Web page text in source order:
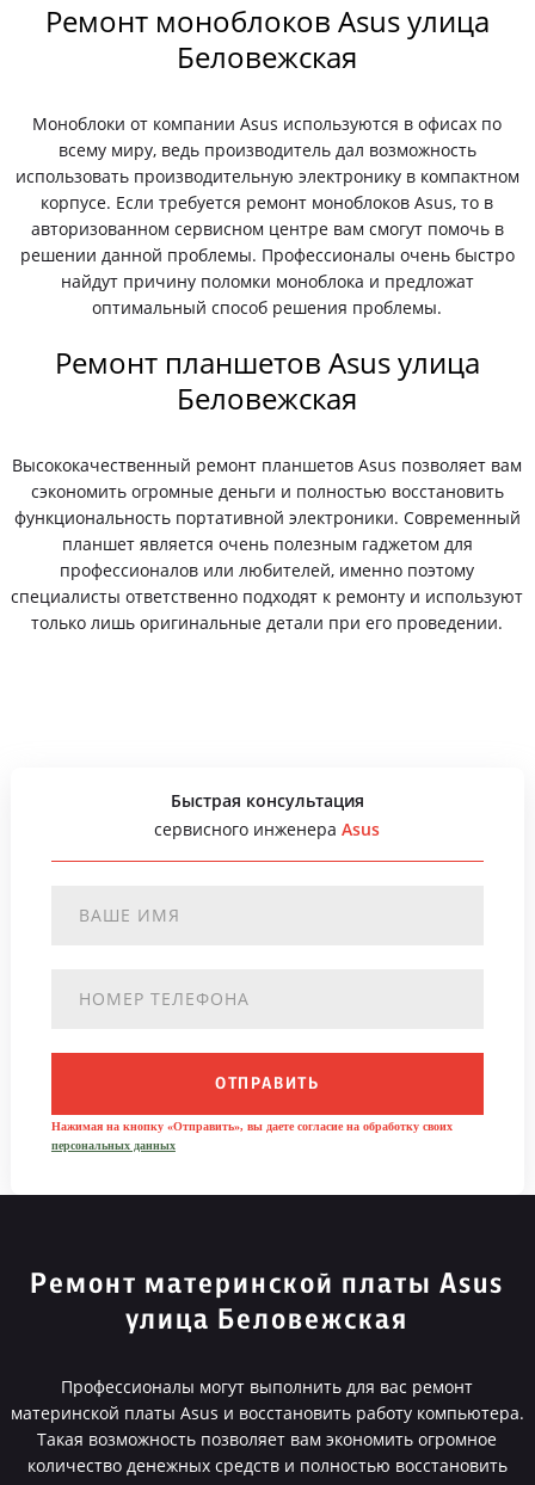
Ремонт моноблоков Asus улица
Беловежская
Моноблоки от компании Asus используются в офисах по
всему миру, ведь производитель дал возможность
использовать производительную электронику в компактном
корпусе. Если требуется ремонт моноблоков Asus, то в
авторизованном сервисном центре вам смогут помочь в
решении данной проблемы. Профессионалы очень быстро
найдут причину поломки моноблока и предложат
оптимальный способ решения проблемы.
Ремонт планшетов Asus улица
Беловежская
Высококачественный ремонт планшетов Asus позволяет вам
сэкономить огромные деньги и полностью восстановить
функциональность портативной электроники. Современный
планшет является очень полезным гаджетом для
профессионалов или любителей, именно поэтому
специалисты ответственно подходят к ремонту и используют
только лишь оригинальные детали при его проведении.
Быстрая консультация
сервисного инженераAsus
ОТПРАВИТЬ
Нажимая на кнопку «Отправить», вы даете согласие на обработку своих
персональных данных
Ремонт материнской платы Asus
улица Беловежская
Профессионалы могут выполнить для вас ремонт
материнской платы Asus и восстановить работу компьютера.
Такая возможность позволяет вам экономить огромное
количество денежных средств и полностью восстановить